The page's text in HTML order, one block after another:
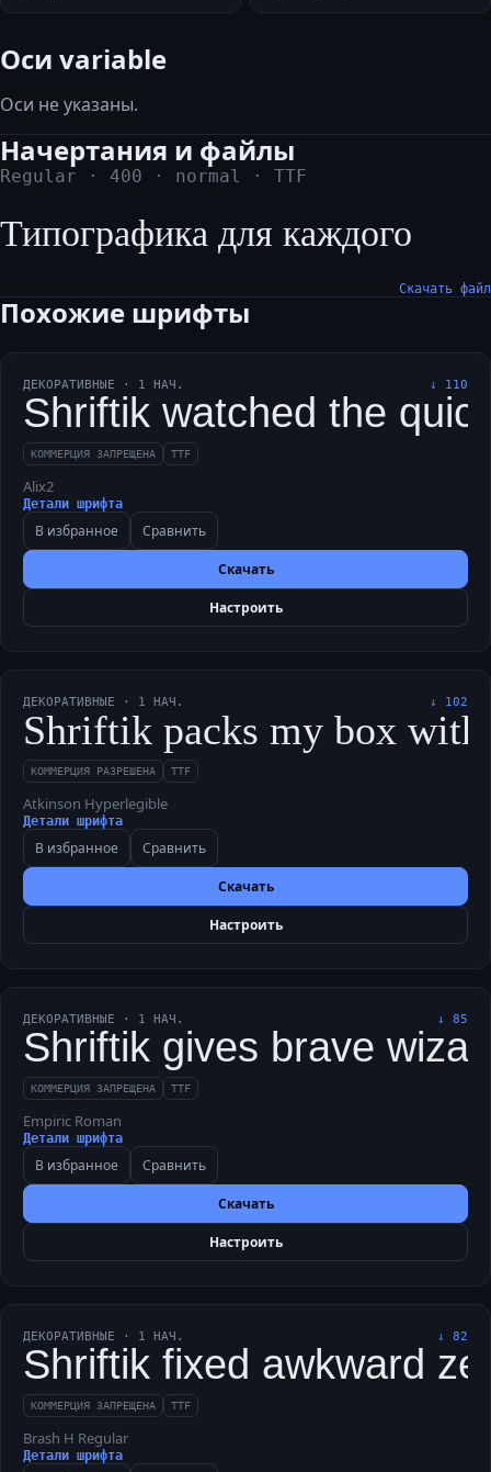
Оси variable
Оси не указаны.
Начертания и файлы
Regular · 400 · normal · TTF
Типографика для каждого
Скачать файл
Похожие шрифты
ДЕКОРАТИВНЫЕ · 1 НАЧ. ↓ 110
Shriftik watched the
КОММЕРЦИЯ ЗАПРЕЩЕНА TTF
Alix2
Детали шрифта
В избранное Сравнить
Скачать
Настроить
ДЕКОРАТИВНЫЕ · 1 НАЧ. ↓ 102
Shriftik packs my box
КОММЕРЦИЯ РАЗРЕШЕНА TTF
Atkinson Hyperlegible
Детали шрифта
В избранное Сравнить
Скачать
Настроить
ДЕКОРАТИВНЫЕ · 1 НАЧ. ↓ 85
Shriftik gives brave
КОММЕРЦИЯ ЗАПРЕЩЕНА TTF
Empiric Roman
Детали шрифта
В избранное Сравнить
Скачать
Настроить
ДЕКОРАТИВНЫЕ · 1 НАЧ. ↓ 82
Shriftik fixed awkward
КОММЕРЦИЯ ЗАПРЕЩЕНА TTF
Brash H Regular
Детали шрифта